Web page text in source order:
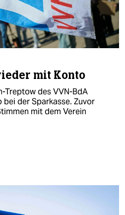
mit Konto
Treptow des VVN-BdA
der Sparkasse. Zuvor
mit dem Verein